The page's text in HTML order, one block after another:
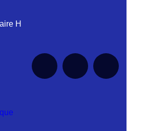
pour cette série pour
H